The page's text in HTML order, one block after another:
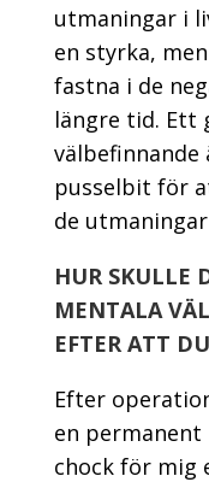
utmaningar i
en styrka,
fastna i de
längre tid.
välbefinnande
pusselbit för
de
HUR SKULLE
MENTALA
EFTER ATT
Efter
en permanent
chock för mig